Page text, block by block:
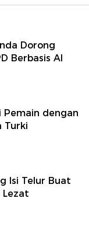
Dorong
Berbasis AI
Pemain dengan
Turki
Isi Telur Buat
Lezat